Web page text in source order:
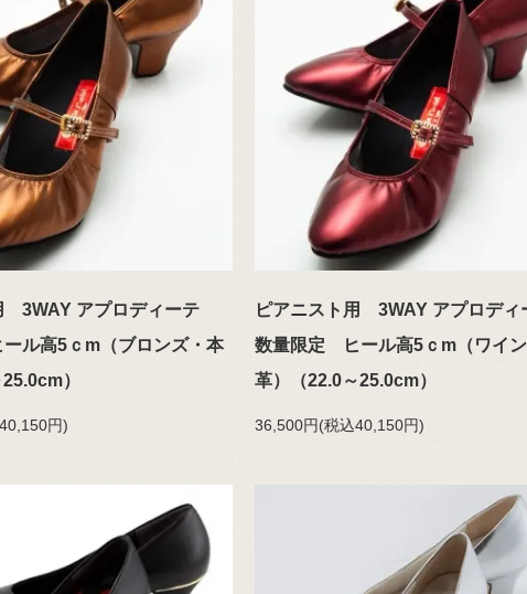
3WAY アプロディーテ
ル高5ｃm（ブロンズ・本
）
円)
ピアニスト用 3WAY アプロデ
数量限定 ヒール高5ｃm（ワイ
革）（22.0～25.0cm）
36,500円(税込40,150円)